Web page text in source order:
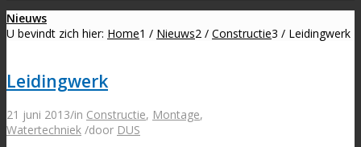
Nieuws
U bevindt zich hier: Home1 / Nieuws2 / Constructie3 / Leidingwerk
Leidingwerk
21 juni 2013/in Constructie, Montage,
Watertechniek /door DUS